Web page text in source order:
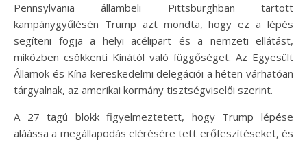
Pennsylvania állambeli Pittsburghban tartott
kampánygyűlésén Trump azt mondta, hogy ez a lépés
segíteni fogja a helyi acélipart és a nemzeti ellátást,
miközben csökkenti Kínától való függőséget. Az Egyesült
Államok és Kína kereskedelmi delegációi a héten várhatóan
tárgyalnak, az amerikai kormány tisztségviselői szerint.
A 27 tagú blokk figyelmeztetett, hogy Trump lépése
aláássa a megállapodás elérésére tett erőfeszítéseket, és